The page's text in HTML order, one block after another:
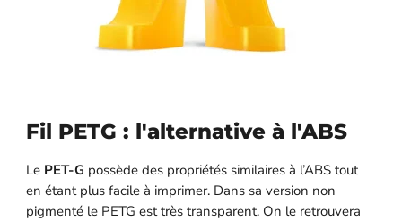
Fil PETG : l'alternative à l'ABS
Le PET-G possède des propriétés similaires à l’ABS tout
en étant plus facile à imprimer. Dans sa version non
pigmenté le PETG est très transparent. On le retrouvera